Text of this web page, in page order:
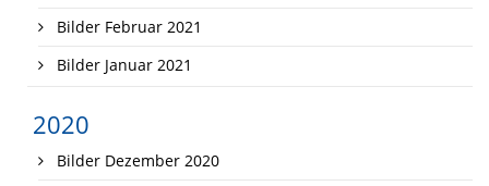
Bilder Februar 2021
Bilder Januar 2021
2020
Bilder Dezember 2020